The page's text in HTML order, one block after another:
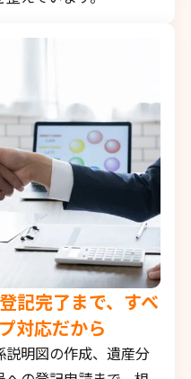
記完了まで、すべ
対応だから
明図の作成、遺産分